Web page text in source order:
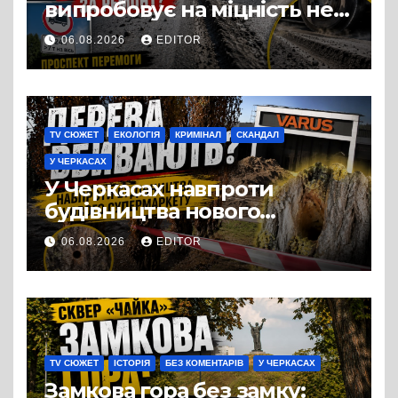
випробовує на міцність не
лише людей, а й дороги
Черкас
06.08.2026 EDITOR
TV СЮЖЕТ ЕКОЛОГІЯ КРИМІНАЛ СКАНДАЛ
У ЧЕРКАСАХ
У Черкасах навпроти
будівництва нового
супермаркету VARUS на
проспекті Перемоги всохли
дерева. І це навряд чи
можна назвати
випадковістю
06.08.2026 EDITOR
TV СЮЖЕТ ІСТОРІЯ БЕЗ КОМЕНТАРІВ У ЧЕРКАСАХ
Замкова гора без замку: